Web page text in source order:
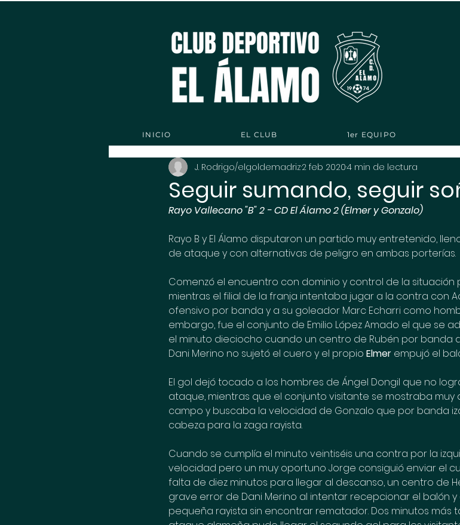
INICIO EL CLUB 1er EQUIPO
Seguir sumando, seguir
J. Rodrigo/elgoldemadriz2 feb 20204 min de lectura
Rayo Vallecano "B" 2 - CD El Álamo 2 (Elmer y Gonzalo)
Rayo B y El Álamo disputaron un partido muy entretenido,
de ataque y con alternativas de peligro en ambas porterías.
Comenzó el encuentro con dominio y control de la
mientras el filial de la franja intentaba jugar a la contra con
ofensivo por banda y a su goleador Marc Echarri como
embargo, fue el conjunto de Emilio López Amado el que se
el minuto dieciocho cuando un centro de Rubén por banda
Dani Merino no sujetó el cuero y el propio Elmer empujó el
El gol dejó tocado a los hombres de Ángel Dongil que no
ataque, mientras que el conjunto visitante se mostraba
campo y buscaba la velocidad de Gonzalo que por banda
cabeza para la zaga rayista.
Cuando se cumplía el minuto veintiséis una contra por la
velocidad pero un muy oportuno Jorge consiguió enviar el
falta de diez minutos para llegar al descanso, un centro de
grave error de Dani Merino al intentar recepcionar el balón
pequeña rayista sin encontrar rematador. Dos minutos más